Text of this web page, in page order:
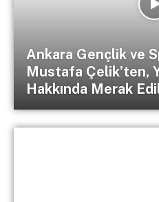
Ankara Gençlik ve
Mustafa Çelik’ten,
Hakkında Merak